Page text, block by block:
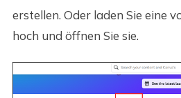
erstellen. Oder laden Sie eine
hoch und öffnen Sie sie.